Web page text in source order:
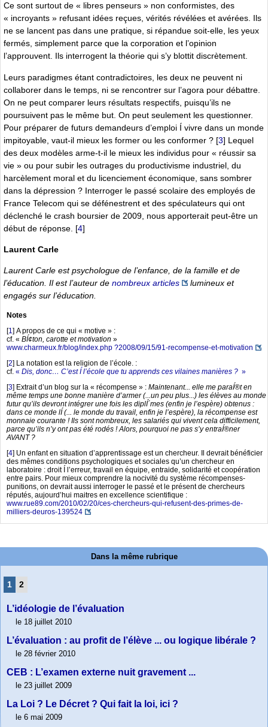
Ce sont surtout de « libres penseurs » non conformistes, des
« incroyants » refusant idées reçues, vérités révélées et avérées. Ils
ne se lancent pas dans une pratique, si répandue soit-elle, les yeux
fermés, simplement parce que la corporation et l’opinion
l’approuvent. Ils interrogent la théorie qui s’y blottit discrètement.
Leurs paradigmes étant contradictoires, les deux ne peuvent ni
collaborer dans le temps, ni se rencontrer sur l’agora pour débattre.
On ne peut comparer leurs résultats respectifs, puisqu’ils ne
poursuivent pas le même but. On peut seulement les questionner.
Pour préparer de futurs demandeurs d’emploi Í vivre dans un monde
impitoyable, vaut-il mieux les former ou les conformer ? [3] Lequel
des deux modèles arme-t-il le mieux les individus pour « réussir sa
vie » ou pour subir les outrages du productivisme industriel, du
harcèlement moral et du licenciement économique, sans sombrer
dans la dépression ? Interroger le passé scolaire des employés de
France Telecom qui se défénestrent et des spéculateurs qui ont
déclenché le crash boursier de 2009, nous apporterait peut-être un
début de réponse. [4]
Laurent Carle
Laurent Carle est psychologue de l’enfance, de la famille et de
l’éducation. Il est l’auteur de nombreux articles
lumineux et
engagés sur l’éducation.
Notes
[1 ] A propos de ce qui « motive » :
cf. « BÍ¢ton, carotte et motivation »
www.charmeux.fr/blog/index.php ?2008/09/15/91-recompense-et-motivation
[2] La notation est la religion de l’école. :
cf. « Dis, donc… C’est Í l’école que tu apprends ces vilaines manières ? »
[3] Extrait d’un blog sur la « récompense » : Maintenant... elle me paraÍ®t en
même temps une bonne manière d’armer (...un peu plus...) les élèves au monde
futur qu’ils devront intégrer une fois les diplÍ´mes (enfin je l’espère) obtenus :
dans ce monde lÍ (... le monde du travail, enfin je l’espère), la récompense est
monnaie courante ! Ils sont nombreux, les salariés qui vivent cela difficilement,
parce qu’ils n’y ont pas été rodés ! Alors, pourquoi ne pas s’y entraÍ®ner
AVANT ?
[4] Un enfant en situation d’apprentissage est un chercheur. Il devrait bénéficier
des mêmes conditions psychologiques et sociales qu’un chercheur en
laboratoire : droit Í l’erreur, travail en équipe, entraide, solidarité et coopération
entre pairs. Pour mieux comprendre la nocivité du système récompenses-
punitions, on devrait aussi interroger le passé et le présent de chercheurs
réputés, aujourd’hui maitres en excellence scientifique :
www.rue89.com/2010/02/20/ces-chercheurs-qui-refusent-des-primes-de-
milliers-deuros-139524
Dans la même rubrique
1 2
L’idéologie de l’évaluation
le 18 juillet 2010
L’évaluation : au profit de l’élève ... ou logique libérale ?
le 28 février 2010
CEB : L’examen externe nuit gravement ...
le 23 juillet 2009
La Loi ? Le Décret ? Qui fait la loi, ici ?
le 6 mai 2009